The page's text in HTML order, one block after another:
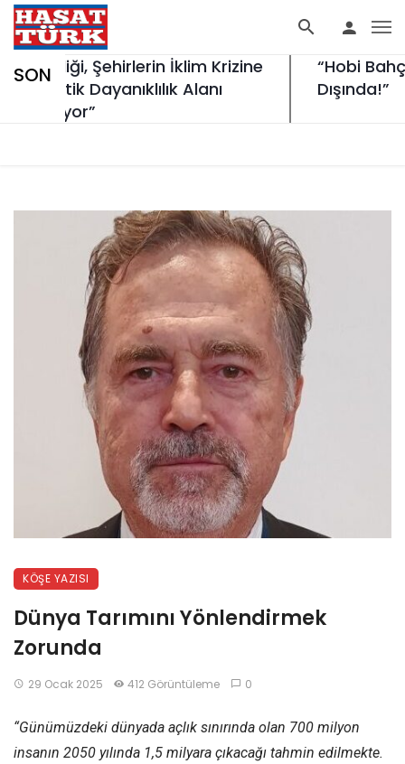
SONŞehirlerin İklim Krizine
Dayanıklılık Alanı
“Hobi Bahçeleri
Dışında!”
KÖŞE YAZISI
Dünya Tarımını Yönlendirmek
Zorunda
29 Ocak 2025 412 Görüntüleme 0
“Günümüzdeki dünyada açlık sınırında olan 700 milyon
insanın 2050 yılında 1,5 milyara çıkacağı tahmin edilmekte.